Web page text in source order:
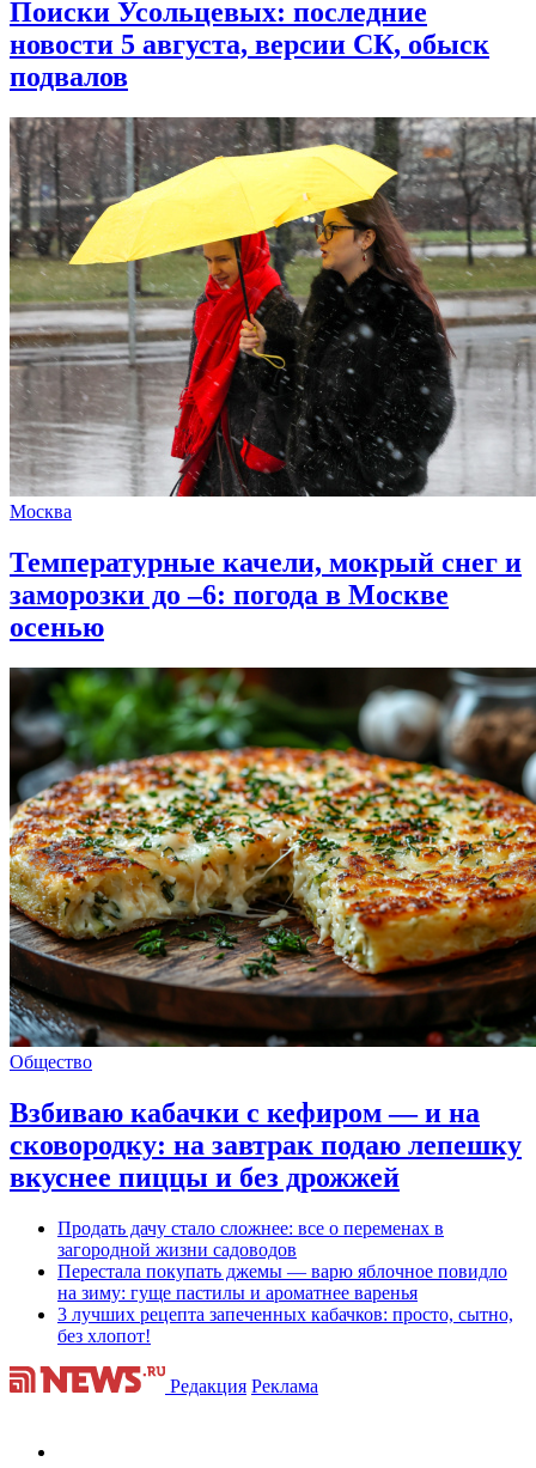
Поиски Усольцевых: последние
новости 5 августа, версии СК, обыск
подвалов
Москва
Температурные качели, мокрый снег и
заморозки до –6: погода в Москве
осенью
Общество
Взбиваю кабачки с кефиром — и на
сковородку: на завтрак подаю лепешку
вкуснее пиццы и без дрожжей
Продать дачу стало сложнее: все о переменах в
загородной жизни садоводов
Перестала покупать джемы — варю яблочное повидло
на зиму: гуще пастилы и ароматнее варенья
3 лучших рецепта запеченных кабачков: просто, сытно,
без хлопот!
Редакция Реклама